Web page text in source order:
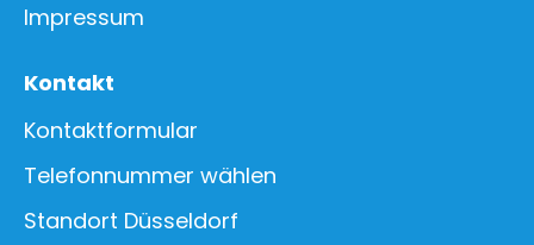
Impressum
Kontakt
Kontaktformular
Telefonnummer wählen
Standort Düsseldorf